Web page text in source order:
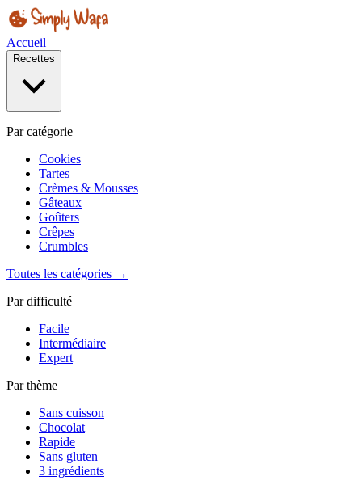
Accueil
Recettes
Par catégorie
Cookies
Tartes
Crèmes & Mousses
Gâteaux
Goûters
Crêpes
Crumbles
Toutes les catégories →
Par difficulté
Facile
Intermédiaire
Expert
Par thème
Sans cuisson
Chocolat
Rapide
Sans gluten
3 ingrédients